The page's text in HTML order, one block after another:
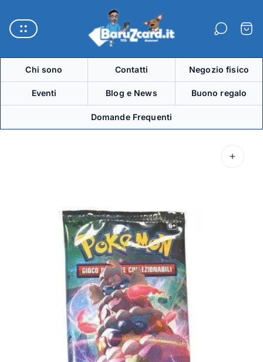
del
negozio"
Chi sono Contatti Negozio fisico
Eventi Blog e News Buono regalo
Domande Frequenti